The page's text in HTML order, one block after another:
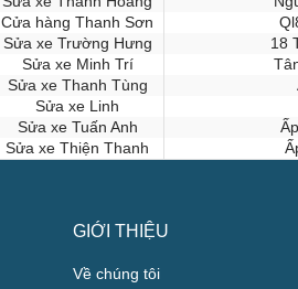
Cửa hàng Thanh Sơn
Sửa xe Trường Hưng
18
Sửa xe Minh Trí
Sửa xe Thanh Tùng
Sửa xe Linh
Sửa xe Tuấn Anh
Sửa xe Thiện Thanh
GIỚI THIỆU
Về chúng tôi